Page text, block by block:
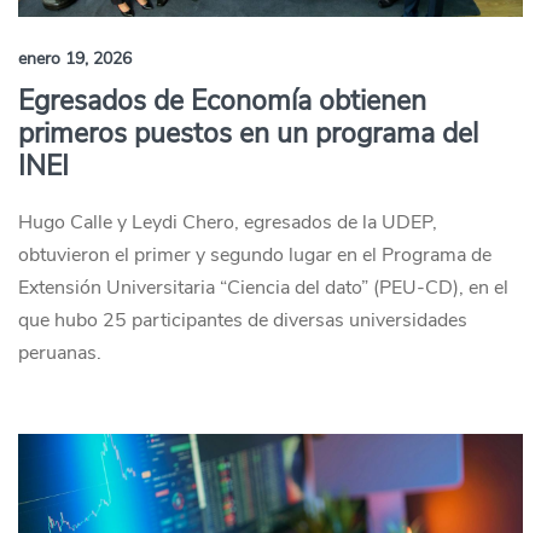
enero 19, 2026
Egresados de Economía obtienen
primeros puestos en un programa del
INEI
Hugo Calle y Leydi Chero, egresados de la UDEP,
obtuvieron el primer y segundo lugar en el Programa de
Extensión Universitaria “Ciencia del dato” (PEU-CD), en el
que hubo 25 participantes de diversas universidades
peruanas.